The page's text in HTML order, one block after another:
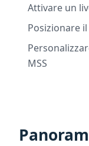
Attivare un
Posizionare
MSS